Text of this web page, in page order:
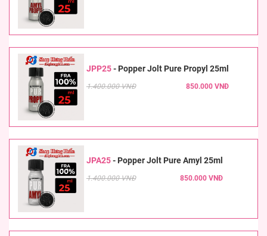
JPP25- Popper Jolt Pure Propyl 25ml
1.400.000 VNĐ 850.000 VNĐ
JPA25- Popper Jolt Pure Amyl 25ml
1.400.000 VNĐ 850.000 VNĐ